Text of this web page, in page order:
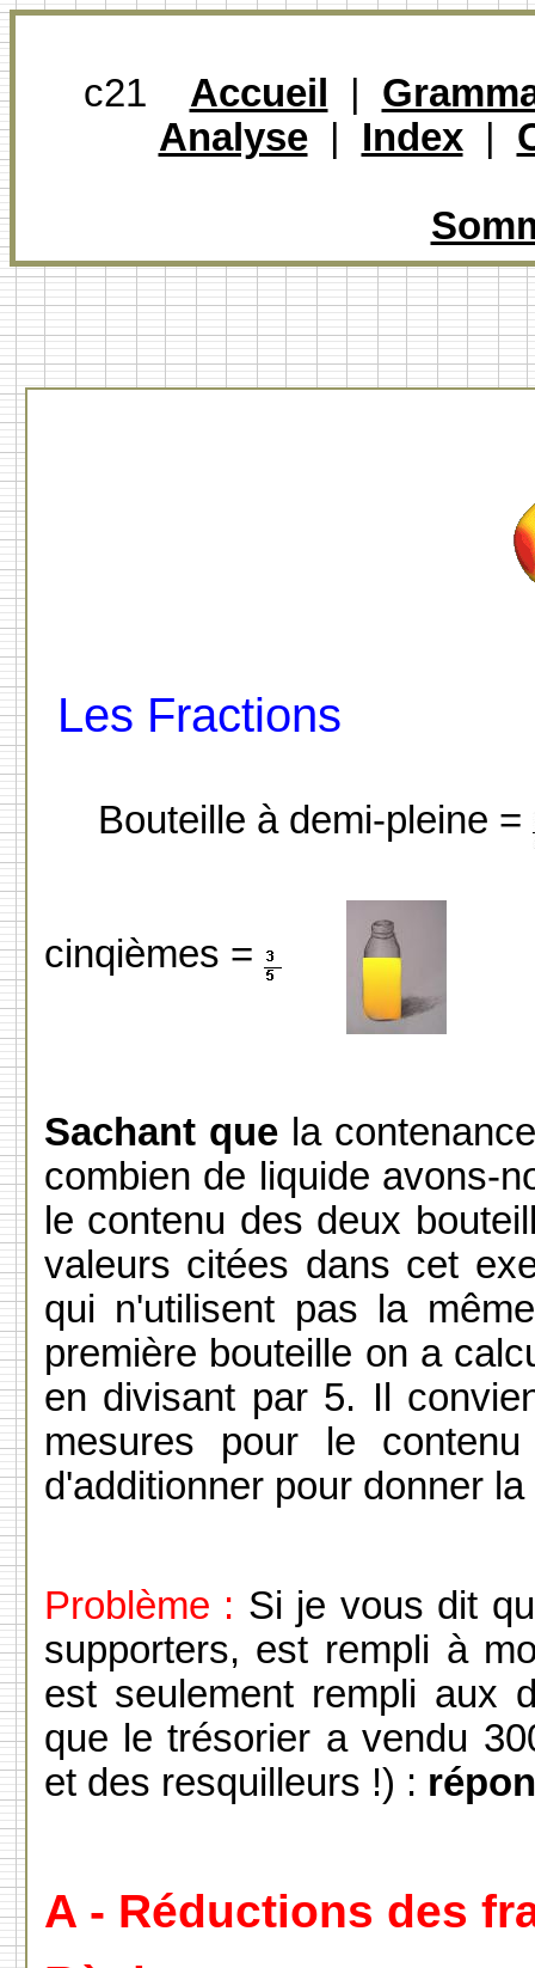
c21 Accueil
Analyse| Index|
Les Fractions
Bouteille à demi-pleine =
cinqièmes =
Sachant quela
combien de liquide avons-
le contenu des deux
valeurs citées dans cet
qui n'utilisent pas la
première bouteille on a
en divisant par 5. Il
mesures pour le
d'additionner pour donner
Problème : Si je vous dit
supporters, est rempli à
est seulement rempli aux
que le trésorier a vendu
et des resquilleurs !) :
A - Réductions des